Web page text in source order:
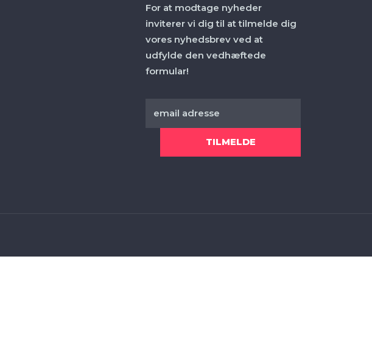
For at modtage nyheder
inviterer vi dig til at tilmelde dig
vores nyhedsbrev ved at
udfylde den vedhæftede
formular!